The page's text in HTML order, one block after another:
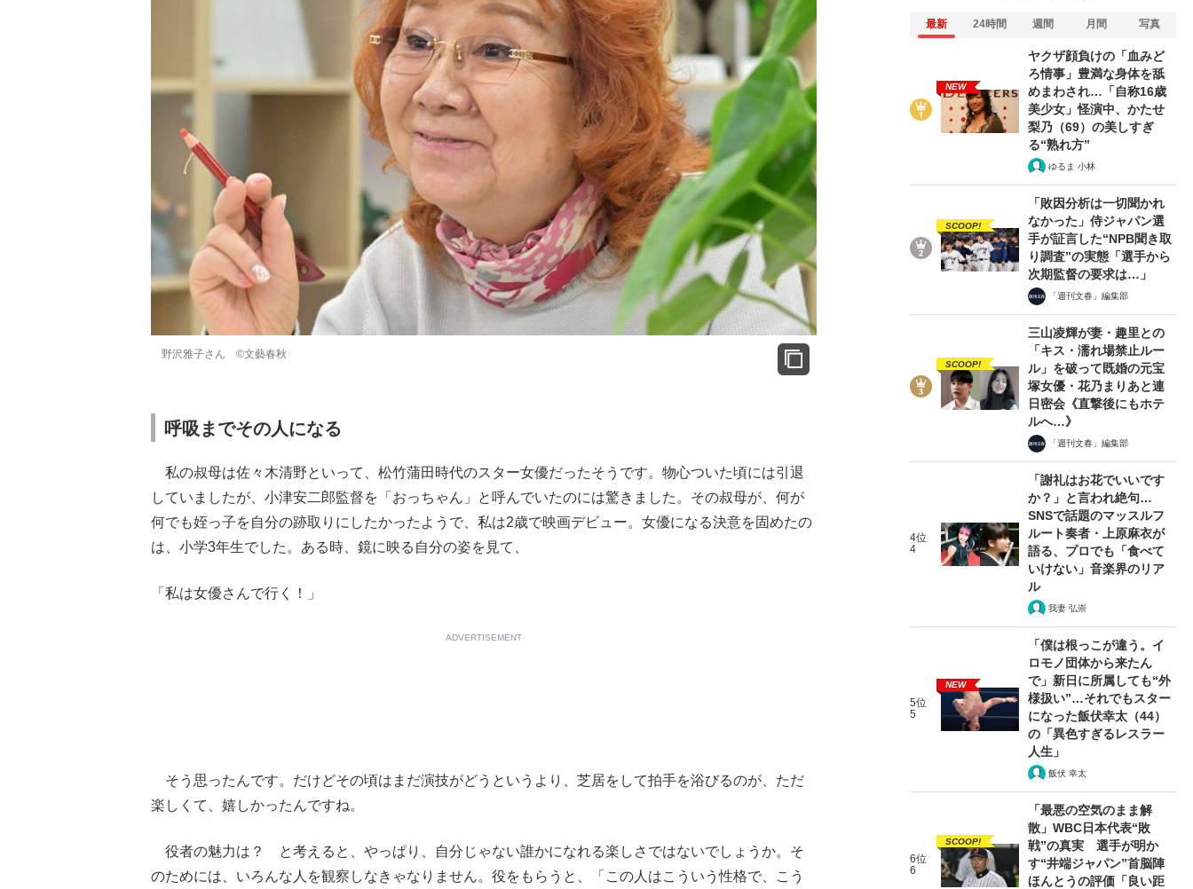
野沢雅子さん ©文藝春秋
呼吸までその人になる
私の叔母は佐々木清野といって、松竹蒲田時代のスター女優だったそうです。物心ついた頃には引退
していましたが、小津安二郎監督を「おっちゃん」と呼んでいたのには驚きました。その叔母が、何が
何でも姪っ子を自分の跡取りにしたかったようで、私は2歳で映画デビュー。女優になる決意を固めたの
は、小学3年生でした。ある時、鏡に映る自分の姿を見て、
「私は女優さんで行く！」
ADVERTISEMENT
そう思ったんです。だけどその頃はまだ演技がどうというより、芝居をして拍手を浴びるのが、ただ
楽しくて、嬉しかったんですね。
役者の魅力は？ と考えると、やっぱり、自分じゃない誰かになれる楽しさではないでしょうか。そ
のためには、いろんな人を観察しなきゃなりません。役をもらうと、「この人はこういう性格で、こう
最新 24時間 週間 月間 写真
NEW
ヤクザ顔負けの「血みど
ろ情事」豊満な身体を舐
めまわされ…「自称16歳
美少女」怪演中、かたせ
梨乃（69）の美しすぎ
る“熟れ方”
ゆるま 小林
SCOOP!
「敗因分析は一切聞かれ
なかった」侍ジャパン選
手が証言した“NPB聞き取
り調査”の実態「選手から
次期監督の要求は…」
「週刊文春」編集部
SCOOP!
三山凌輝が妻・趣里との
「キス・濡れ場禁止ルー
ル」を破って既婚の元宝
塚女優・花乃まりあと連
日密会《直撃後にもホテ
ルへ…》
「週刊文春」編集部
4位
4
「謝礼はお花でいいです
か？」と言われ絶句…
SNSで話題のマッスルフ
ルート奏者・上原麻衣が
語る、プロでも「食べて
いけない」音楽界のリア
ル
我妻 弘崇
5位
5
NEW
「僕は根っこが違う。イ
ロモノ団体から来たん
で」新日に所属しても“外
様扱い”…それでもスター
になった飯伏幸太（44）
の「異色すぎるレスラー
人生」
飯伏 幸太
6位
6
SCOOP!
「最悪の空気のまま解
散」WBC日本代表“敗
戦”の真実 選手が明か
す“井端ジャパン”首脳陣
ほんとうの評価「良い距